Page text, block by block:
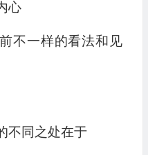
心
不一样的看法和见
不同之处在于